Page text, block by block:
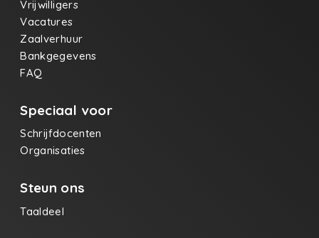
Vrijwilligers
Vacatures
Zaalverhuur
Bankgegevens
FAQ
Speciaal voor
Schrijfdocenten
Organisaties
Steun ons
Taaldeel